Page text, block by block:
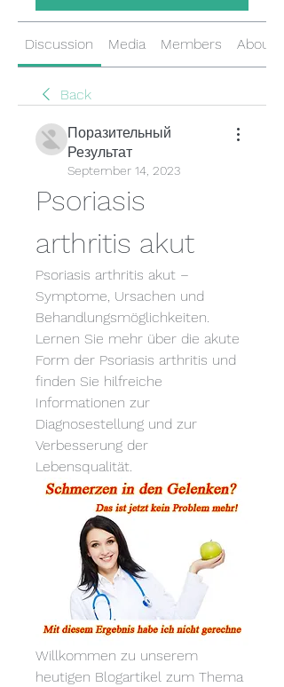
Discussion Media Members About
Back
Поразительный
Результат
September 14, 2023
Psoriasis
arthritis akut
Psoriasis arthritis akut –
Symptome, Ursachen und
Behandlungsmöglichkeiten.
Lernen Sie mehr über die akute
Form der Psoriasis arthritis und
finden Sie hilfreiche
Informationen zur
Diagnosestellung und zur
Verbesserung der
Lebensqualität.
Willkommen zu unserem
heutigen Blogartikel zum Thema